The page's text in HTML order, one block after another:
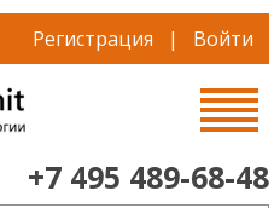
Регистрация | Войти
+7 495 489-68-48